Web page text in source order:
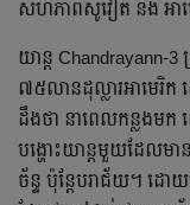
សហភាពសូវៀត និង អាម
យាន្ត
៧៥លានដុល្លារអាមេរិ
ដឹងថា នាពេលកន្លងមក
បង្ហោះយាន្តមួយដែលមា
ច័ន្ទ ប៉ុន្តែបរាជ័យ។ ដ